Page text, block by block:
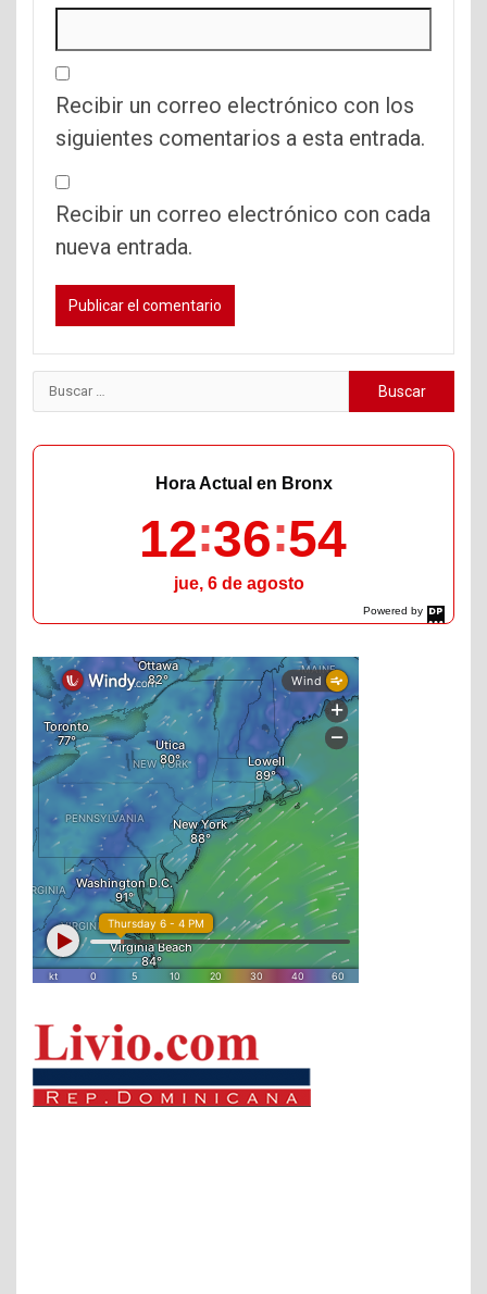
Recibir un correo electrónico con los
siguientes comentarios a esta entrada.
Recibir un correo electrónico con cada
nueva entrada.
Buscar:
Powered by
DaysPedia.com
Hora Actual en Bronx
12 36 56
jue, 6 de agosto